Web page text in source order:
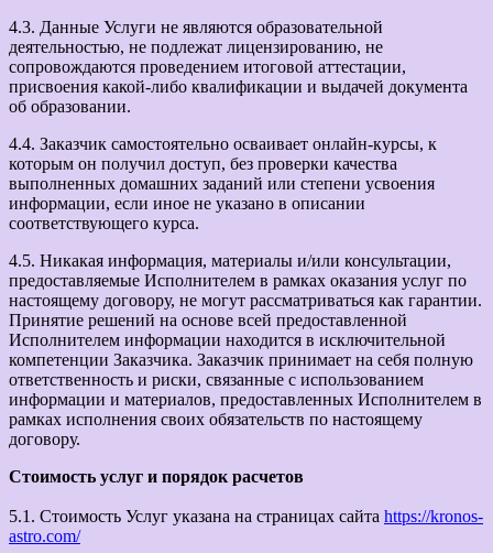
4.3. Данные Услуги не являются образовательной
деятельностью, не подлежат лицензированию, не
сопровождаются проведением итоговой аттестации,
присвоения какой-либо квалификации и выдачей документа
об образовании.
4.4. Заказчик самостоятельно осваивает онлайн-курсы, к
которым он получил доступ, без проверки качества
выполненных домашних заданий или степени усвоения
информации, если иное не указано в описании
соответствующего курса.
4.5. Никакая информация, материалы и/или консультации,
предоставляемые Исполнителем в рамках оказания услуг по
настоящему договору, не могут рассматриваться как гарантии.
Принятие решений на основе всей предоставленной
Исполнителем информации находится в исключительной
компетенции Заказчика. Заказчик принимает на себя полную
ответственность и риски, связанные с использованием
информации и материалов, предоставленных Исполнителем в
рамках исполнения своих обязательств по настоящему
договору.
Стоимость услуг и порядок расчетов
5.1. Стоимость Услуг указана на страницах сайта https://kronos-
astro.com/